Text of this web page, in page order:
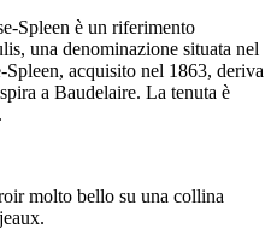
Spleen è un riferimento
una denominazione situata nel
acquisito nel 1863, deriva
a Baudelaire. La tenuta è
molto bello su una collina